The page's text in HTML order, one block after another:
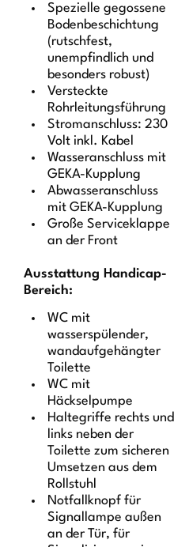
Spezielle gegossene
Bodenbeschichtung
(rutschfest,
unempfindlich und
besonders robust)
Versteckte
Rohrleitungsführung
Stromanschluss: 230
Volt inkl. Kabel
Wasseranschluss mit
GEKA-Kupplung
Abwasseranschluss
mit GEKA-Kupplung
Große Serviceklappe
an der Front
Ausstattung Handicap-
Bereich:
WC mit
wasserspülender,
wandaufgehängter
Toilette
WC mit
Häckselpumpe
Haltegriffe rechts und
links neben der
Toilette zum sicheren
Umsetzen aus dem
Rollstuhl
Notfallknopf für
Signallampe außen
an der Tür, für